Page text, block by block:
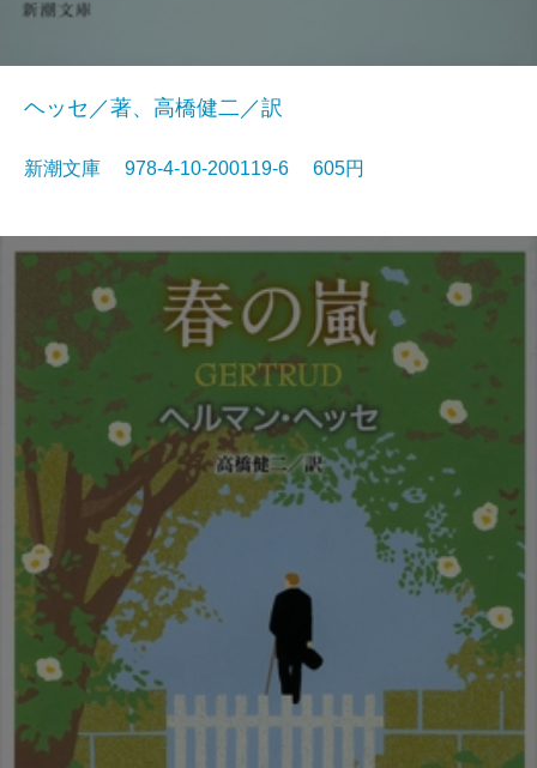
ヘッセ／著、高橋健二／訳
新潮文庫 978-4-10-200119-6 605円